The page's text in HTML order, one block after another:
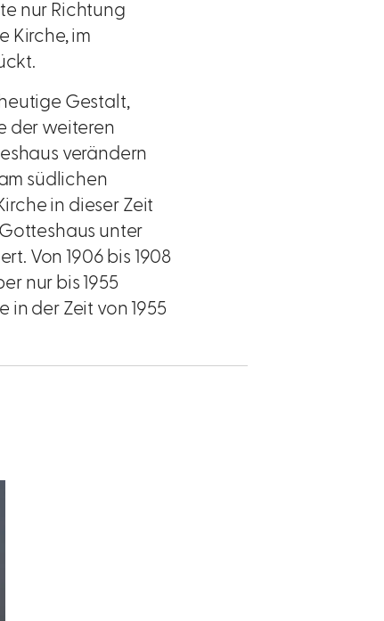
nur Richtung
Kirche, im
Gestalt,
der weiteren
verändern
südlichen
in dieser Zeit
unter
Von 1906 bis 1908
nur bis 1955
der Zeit von 1955